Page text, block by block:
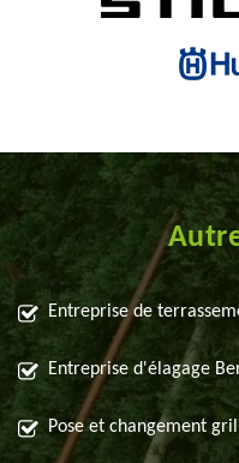
Entreprise de
Entreprise d'élagage
Pose et changement